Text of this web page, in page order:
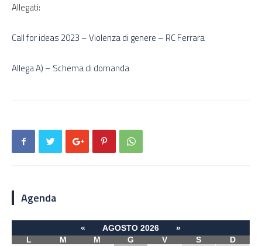
Allegati:
Call for ideas 2023 – Violenza di genere – RC Ferrara
Allega A) – Schema di domanda
Agenda
« AGOSTO 2026
»
L
M M G V S
D